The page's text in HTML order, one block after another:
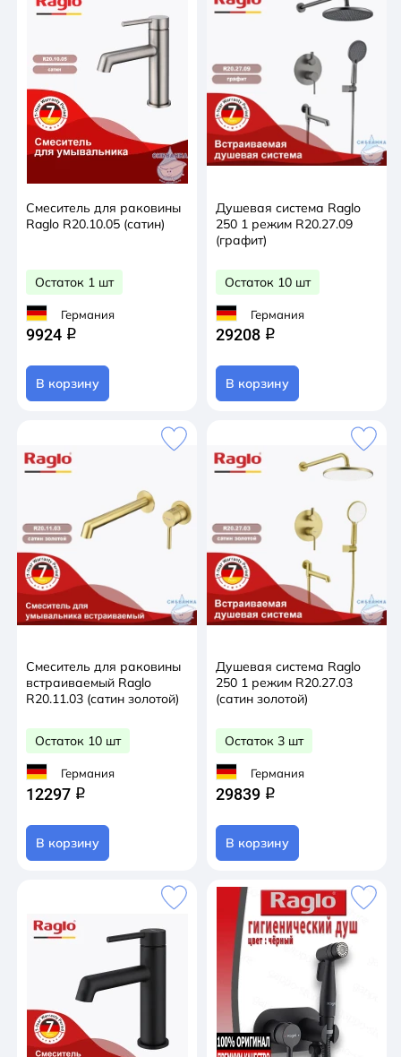
Смеситель для раковины
Raglo R20.10.05 (сатин)
Остаток 1 шт
Германия
9924 q
В корзину
Душевая система Raglo
250 1 режим R20.27.09
(графит)
Остаток 10 шт
Германия
29208 q
В корзину
Смеситель для раковины
встраиваемый Raglo
R20.11.03 (сатин золотой)
Остаток 10 шт
Германия
12297 q
В корзину
Душевая система Raglo
250 1 режим R20.27.03
(сатин золотой)
Остаток 3 шт
Германия
29839 q
В корзину